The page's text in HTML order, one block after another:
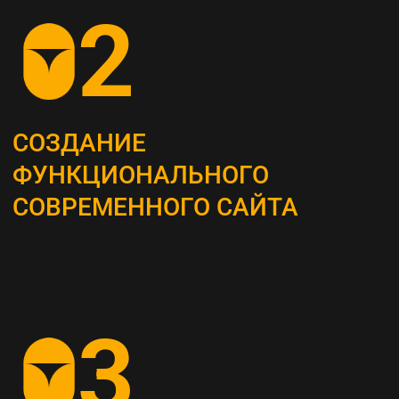
АНАЛИЗ КОНКУРЕНТОВ
И ЦЕЛЕВОЙ АУДИТОРИИ
Наши маркетологи разрабатывают
четкий план для продвижения вашего
бизнеса
ОПРЕДЕЛЕНИЕ